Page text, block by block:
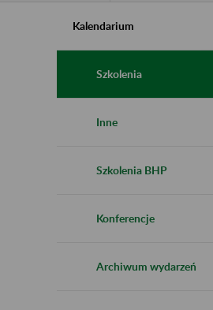
Kalendarium
Szkolenia
Inne
Szkolenia BHP
Konferencje
Archiwum wydarzeń